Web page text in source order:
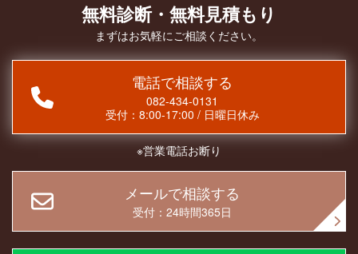
無料診断・無料見積もり
まずはお気軽にご相談ください。
電話で相談する
082-434-0131
受付： 8:00-17:00 / 日曜日休み
※営業電話お断り
メールで相談する
受付：24時間365日